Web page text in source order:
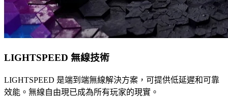
LIGHTSPEED 無線技術
LIGHTSPEED 是端到端無線解決方案，可提供低延遲和可靠
效能。無線自由現已成為所有玩家的現實。